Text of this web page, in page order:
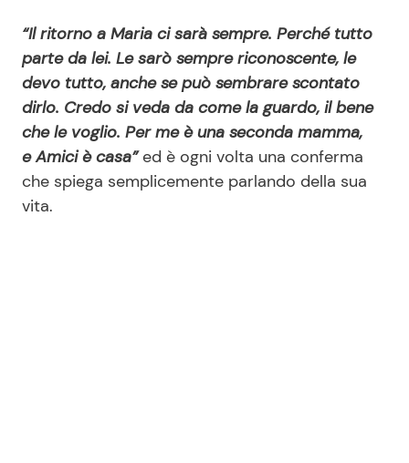
“Il ritorno a Maria ci sarà sempre. Perché tutto
parte da lei. Le sarò sempre riconoscente, le
devo tutto, anche se può sembrare scontato
dirlo. Credo si veda da come la guardo, il bene
che le voglio. Per me è una seconda mamma,
e Amici è casa”ed è ogni volta una conferma
che spiega semplicemente parlando della sua
vita.